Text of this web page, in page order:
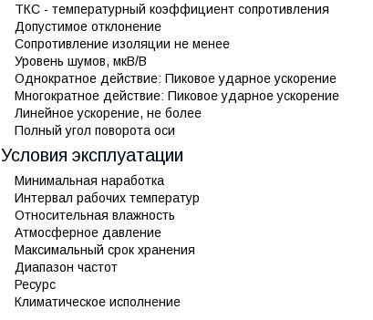
ТКС - температурный коэффициент сопротивления
Допустимое отклонение
Сопротивление изоляции не менее
Уровень шумов, мкВ/В
Однократное действие: Пиковое ударное ускорение
Многократное действие: Пиковое ударное ускорение
Линейное ускорение, не более
Полный угол поворота оси
Условия эксплуатации
Минимальная наработка
Интервал рабочих температур
Относительная влажность
Атмосферное давление
Максимальный срок хранения
Диапазон частот
Ресурс
Климатическое исполнение